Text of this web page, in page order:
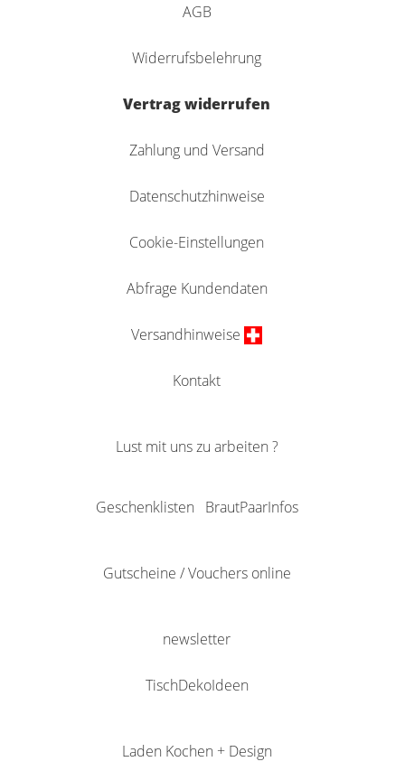
AGB
Widerrufsbelehrung
Vertrag widerrufen
Zahlung und Versand
Datenschutzhinweise
Cookie-Einstellungen
Abfrage Kundendaten
Versandhinweise
Kontakt
Lust mit uns zu arbeiten ?
Geschenklisten BrautPaarInfos
Gutscheine / Vouchers online
newsletter
TischDekoIdeen
Laden Kochen + Design